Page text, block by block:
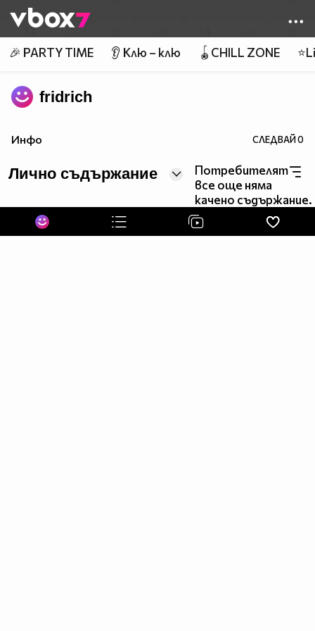
👾
🎉 PARTY TIME 👂 Клю – клю 🪀CHILL ZONE
fridrich
Инфо СЛЕДВАЙ0
Лично съдържание
Потребителят
все още няма
качено съдържание.